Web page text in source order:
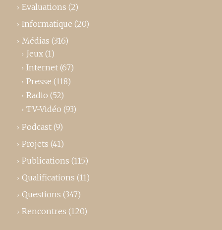
Evaluations (2)
Informatique (20)
Médias (316)
Jeux (1)
Internet (67)
Presse (118)
Radio (52)
TV-Vidéo (93)
Podcast (9)
Projets (41)
Publications (115)
Qualifications (11)
Questions (347)
Rencontres (120)